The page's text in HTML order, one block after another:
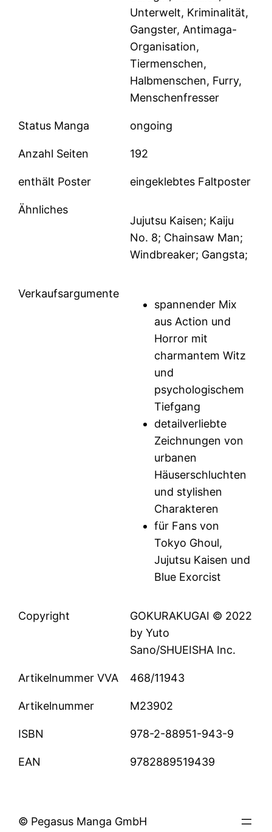
Unterwelt, Kriminalität,
Gangster, Antimaga-
Organisation,
Tiermenschen,
Halbmenschen, Furry,
Menschenfresser
Status Manga ongoing
Anzahl Seiten 192
enthält Poster eingeklebtes Faltposter
Ähnliches
Jujutsu Kaisen; Kaiju
No. 8; Chainsaw Man;
Windbreaker; Gangsta;
Verkaufsargumente
spannender Mix
aus Action und
Horror mit
charmantem Witz
und
psychologischem
Tiefgang
detailverliebte
Zeichnungen von
urbanen
Häuserschluchten
und stylishen
Charakteren
für Fans von
Tokyo Ghoul,
Jujutsu Kaisen und
Blue Exorcist
Copyright
GOKURAKUGAI © 2022
by Yuto
Sano/SHUEISHA Inc.
Artikelnummer VVA 468/11943
Artikelnummer M23902
ISBN 978-2-88951-943-9
EAN 9782889519439
© Pegasus Manga GmbH